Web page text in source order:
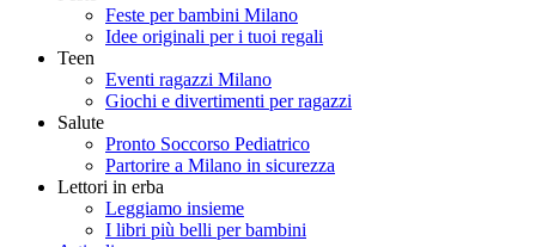
Feste per bambini Milano
Idee originali per i tuoi regali
Teen
Eventi ragazzi Milano
Giochi e divertimenti per ragazzi
Salute
Pronto Soccorso Pediatrico
Partorire a Milano in sicurezza
Lettori in erba
Leggiamo insieme
I libri più belli per bambini